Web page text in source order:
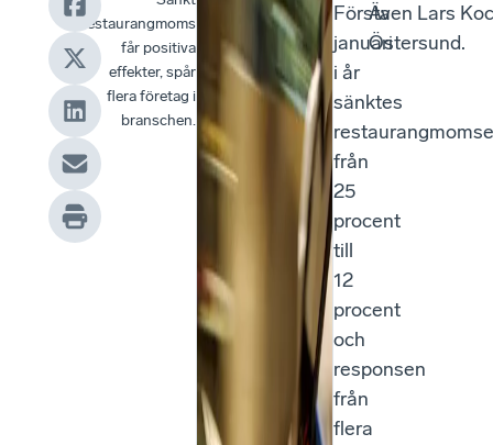
restaurangmoms
får positiva
effekter, spår
flera företag i
branschen.
Första
januari
i år
sänktes
från
25
procent
till
12
procent
och
responsen
från
flera
Även Lars
Östersund.